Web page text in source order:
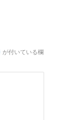
が付いている欄